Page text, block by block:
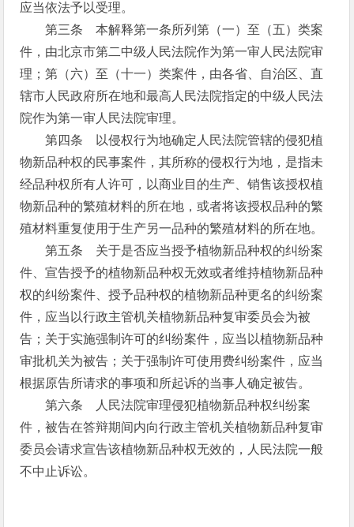
应当依法予以受理。
第三条 本解释第一条所列第（一）至（五）类案
件，由北京市第二中级人民法院作为第一审人民法院审
理；第（六）至（十一）类案件，由各省、自治区、直
辖市人民政府所在地和最高人民法院指定的中级人民法
院作为第一审人民法院审理。
第四条 以侵权行为地确定人民法院管辖的侵犯植
物新品种权的民事案件，其所称的侵权行为地，是指未
经品种权所有人许可，以商业目的生产、销售该授权植
物新品种的繁殖材料的所在地，或者将该授权品种的繁
殖材料重复使用于生产另一品种的繁殖材料的所在地。
第五条 关于是否应当授予植物新品种权的纠纷案
件、宣告授予的植物新品种权无效或者维持植物新品种
权的纠纷案件、授予品种权的植物新品种更名的纠纷案
件，应当以行政主管机关植物新品种复审委员会为被
告；关于实施强制许可的纠纷案件，应当以植物新品种
审批机关为被告；关于强制许可使用费纠纷案件，应当
根据原告所请求的事项和所起诉的当事人确定被告。
第六条 人民法院审理侵犯植物新品种权纠纷案
件，被告在答辩期间内向行政主管机关植物新品种复审
委员会请求宣告该植物新品种权无效的，人民法院一般
不中止诉讼。